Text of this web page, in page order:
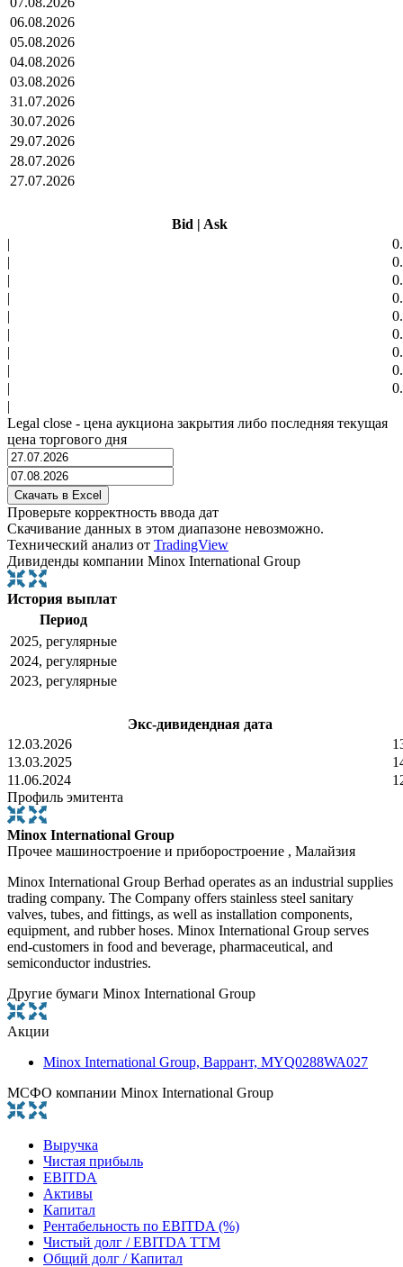
06.08.2026
05.08.2026
04.08.2026
03.08.2026
31.07.2026
30.07.2026
29.07.2026
28.07.2026
27.07.2026
Bid | Ask
|
|
|
|
|
|
|
|
|
|
Legal close - цена аукциона закрытия либо последняя текущая
цена торгового дня
Проверьте корректность ввода дат
Скачивание данных в этом диапазоне невозможно.
Технический анализ от TradingView
Дивиденды компании Minox International Group
История выплат
Период
2025, регулярные
2024, регулярные
2023, регулярные
Экс-дивидендная дата
12.03.2026
13.03.2025
11.06.2024
Профиль эмитента
Minox International Group
Прочее машиностроение и приборостроение , Малайзия
Minox International Group Berhad operates as an industrial supplies
trading company. The Company offers stainless steel sanitary
valves, tubes, and fittings, as well as installation components,
equipment, and rubber hoses. Minox International Group serves
end-customers in food and beverage, pharmaceutical, and
semiconductor industries.
Другие бумаги Minox International Group
Акции
Minox International Group, Варрант, MYQ0288WA027
МСФО компании Minox International Group
Выручка
Чистая прибыль
EBITDA
Активы
Капитал
Рентабельность по EBITDA (%)
Чистый долг / EBITDA TTM
Общий долг / Капитал